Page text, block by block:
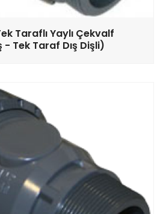
Taraflı Yaylı Çekvalf
Tek Taraf Dış Dişli)